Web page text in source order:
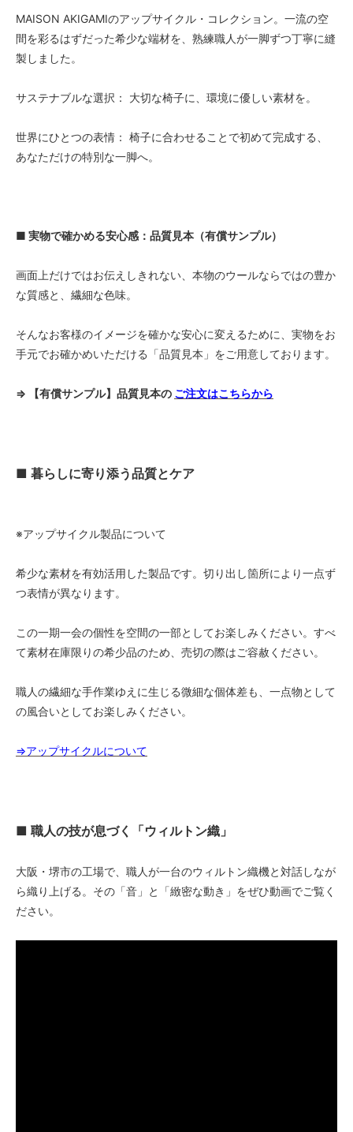
MAISON AKIGAMIのアップサイクル・コレクション。一流の空
間を彩るはずだった希少な端材を、熟練職人が一脚ずつ丁寧に縫
製しました。
サステナブルな選択： 大切な椅子に、環境に優しい素材を。
世界にひとつの表情： 椅子に合わせることで初めて完成する、
あなただけの特別な一脚へ。
■ 実物で確かめる安心感：品質見本（有償サンプル）
画面上だけではお伝えしきれない、本物のウールならではの豊か
な質感と、繊細な色味。
そんなお客様のイメージを確かな安心に変えるために、実物をお
手元でお確かめいただける「品質見本」をご用意しております。
⇒ 【有償サンプル】品質見本の ご注文はこちらから
■ 暮らしに寄り添う品質とケア
※アップサイクル製品について
希少な素材を有効活用した製品です。切り出し箇所により一点ず
つ表情が異なります。
この一期一会の個性を空間の一部としてお楽しみください。すべ
て素材在庫限りの希少品のため、売切の際はご容赦ください。
職人の繊細な手作業ゆえに生じる微細な個体差も、一点物として
の風合いとしてお楽しみください。
⇒アップサイクルについて
■ 職人の技が息づく「ウィルトン織」
大阪・堺市の工場で、職人が一台のウィルトン織機と対話しなが
ら織り上げる。その「音」と「緻密な動き」をぜひ動画でご覧く
ださい。